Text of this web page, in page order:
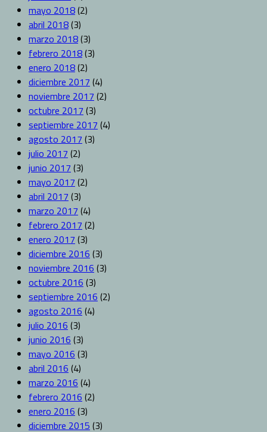
mayo 2018(2)
abril 2018(3)
marzo 2018(3)
febrero 2018(3)
enero 2018(2)
diciembre 2017 (4)
noviembre 2017 (2)
octubre 2017 (3)
septiembre 2017 (4)
agosto 2017 (3)
julio 2017 (2)
junio 2017 (3)
mayo 2017 (2)
abril 2017 (3)
marzo 2017 (4)
febrero 2017 (2)
enero 2017 (3)
diciembre 2016 (3)
noviembre 2016 (3)
octubre 2016 (3)
septiembre 2016 (2)
agosto 2016 (4)
julio 2016 (3)
junio 2016 (3)
mayo 2016 (3)
abril 2016 (4)
marzo 2016 (4)
febrero 2016 (2)
enero 2016 (3)
diciembre 2015 (3)